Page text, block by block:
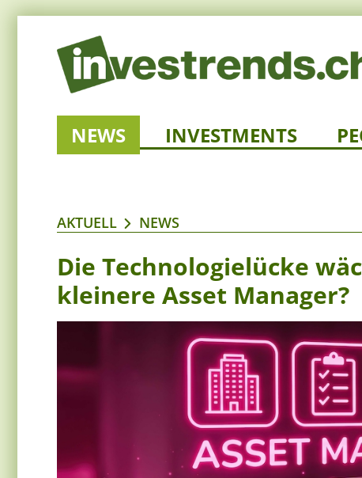
NEWS INVESTMENTS
AKTUELL NEWS
Die Technologielücke
kleinere Asset Manager?